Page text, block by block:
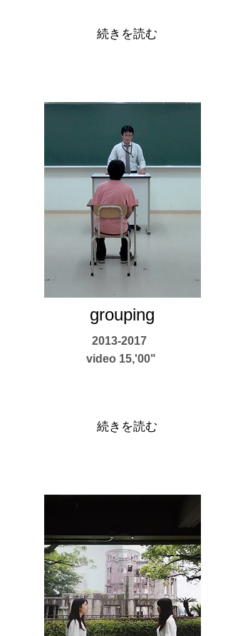
続きを読む
grouping
2013-2017
video 15,'00"
続きを読む